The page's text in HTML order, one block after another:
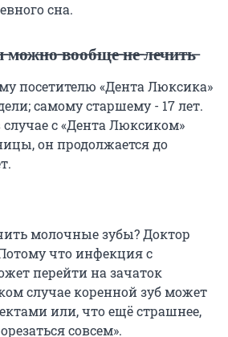
сна.
̶в̶о̶о̶б̶щ̶е̶ ̶н̶е̶ ̶л̶е̶ч̶и̶т̶ь̶
посетителю «Дента Люксика»
самому старшему - 17 лет.
случае с «Дента Люксиком»
он продолжается до
молочные зубы? Доктор
что инфекция с
перейти на зачаток
случае коренной зуб может
или, что ещё страшнее,
совсем».